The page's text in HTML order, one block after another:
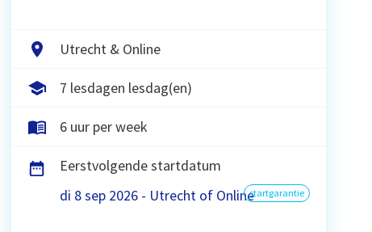
Utrecht & Online
7 lesdagen lesdag(en)
6 uur per week
Eerstvolgende startdatum
di 8 sep 2026 - Utrecht of Onlinestartgarantie